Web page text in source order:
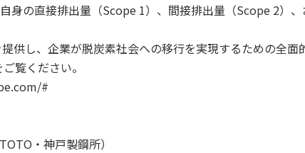
身の直接排出量（Scope 1）、間接排出量（Scope 2）
供し、企業が脱炭素社会への移行を実現するための全面
覧ください。
#
・神戸製鋼所）